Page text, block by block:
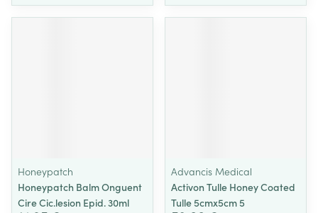
Honeypatch
Honeypatch Balm Onguent
Cire Cic.lesion Epid. 30ml
Advancis Medical
Activon Tulle Honey Coated
Tulle 5cmx5cm 5